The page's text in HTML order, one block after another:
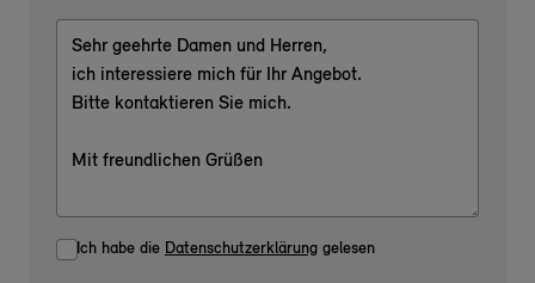
Ich habe die Datenschutzerklärung gelesen